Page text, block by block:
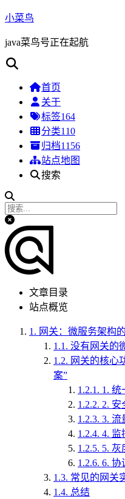
小菜鸟
java菜鸟号正在起航
首页
关于
标签164
分类110
归档1156
站点地图
搜索
文章目录
站点概览
1. 网关：微服务架构
1.1. 没有网关的
1.2. 网关的核心
案”
1.2.1. 1. 统
1.2.2. 2. 安
1.2.3. 3. 流
1.2.4. 4. 监
1.2.5. 5. 灰
1.2.6. 6. 协
1.3. 常见的网关
1.4. 总结